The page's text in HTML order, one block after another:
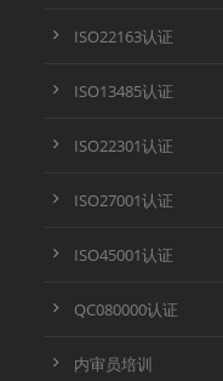
ISO22163认证
ISO13485认证
ISO22301认证
ISO27001认证
ISO45001认证
QC080000认证
内审员培训